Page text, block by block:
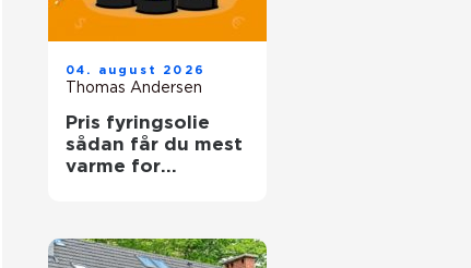
04. august 2026
Thomas Andersen
Pris fyringsolie
sådan får du mest
varme for